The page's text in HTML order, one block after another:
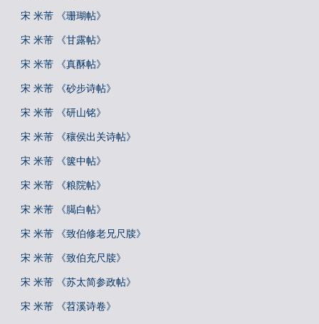
宋 米芾 《珊瑚帖》
宋 米芾 《甘露帖》
宋 米芾 《真酥帖》
宋 米芾 《砂步诗帖》
宋 米芾 《研山铭》
宋 米芾 《穰侯出关诗帖》
宋 米芾 《箧中帖》
宋 米芾 《粮院帖》
宋 米芾 《臈白帖》
宋 米芾 《致伯修老兄尺牍》
宋 米芾 《致伯充尺牍》
宋 米芾 《苏太简参政帖》
宋 米芾 《苕溪诗卷》